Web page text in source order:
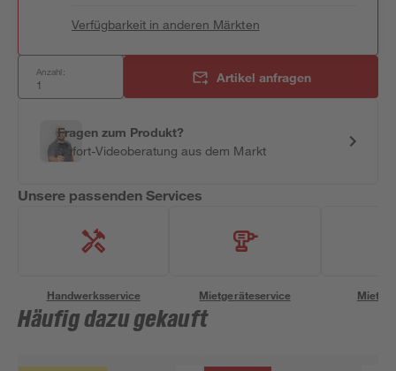
Verfügbarkeit in anderen Märkten
Anzahl: Artikel anfragen
Fragen zum Produkt?
Sofort-Videoberatung aus dem Markt
Unsere passenden Services
Handwerksservice Mietgeräteservice
Häufig dazu gekauft